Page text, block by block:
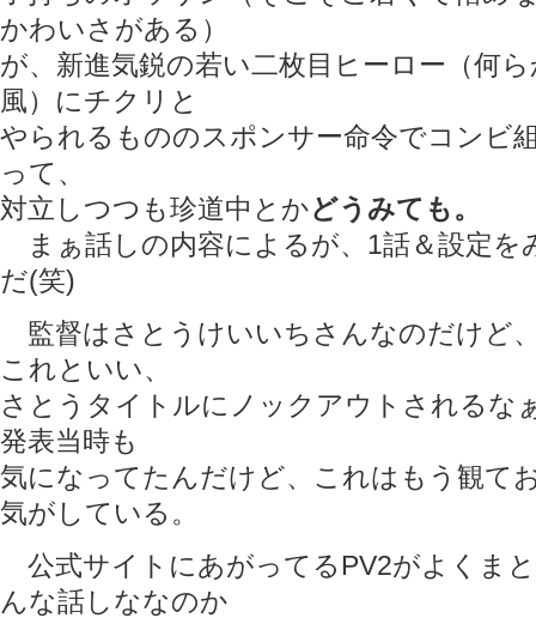
かわいさがある）
が、新進気鋭の若い二枚目ヒーロー（何
風）にチクリと
やられるもののスポンサー命令でコンビ
って、
対立しつつも珍道中とかどうみても。
まぁ話しの内容によるが、1話＆設定を
だ(笑)
監督はさとうけいいちさんなのだけど
これといい、
さとうタイトルにノックアウトされるな
発表当時も
気になってたんだけど、これはもう観て
気がしている。
公式サイトにあがってるPV2がよくま
んな話しななのか